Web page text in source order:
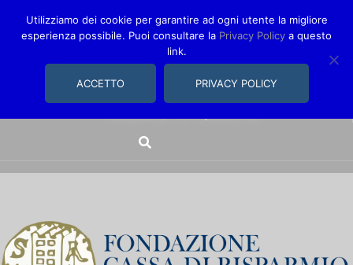
comunica@fondazionecarisal.it089 230611
Utilizziamo dei cookie per garantire ad ogni utente la migliore
esperienza possibile. Puoi consultare la Privacy Policy a questo
link.
ACCETTO PRIVACY POLICY